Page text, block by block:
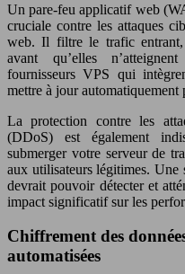
Un pare-feu applicatif web
cruciale contre les attaques
web. Il filtre le trafic entrant,
avant qu’elles
fournisseurs VPS qui
mettre à jour automatiquement
La protection contre les
(DDoS) est également
submerger votre serveur de
aux utilisateurs légitimes.
devrait pouvoir détecter et
impact significatif sur les
Chiffrement des
automatisées